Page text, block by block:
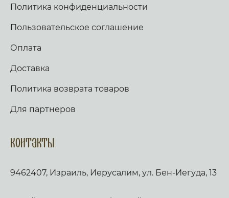
Политика конфиденциальности
Пользовательское соглашение
Оплата
Доставка
Политика возврата товаров
Для партнеров
Контакты
9462407, Израиль, Иерусалим, ул. Бен-Иегуда, 13